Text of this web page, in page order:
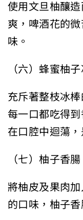
使用文旦柚釀
爽，啤酒花的
味。
（六）蜂蜜柚
充斥著整枝冰
每一口都吃得
在口腔中迴蕩
（七）柚子香腸
將柚皮及果肉
的口味，柚子